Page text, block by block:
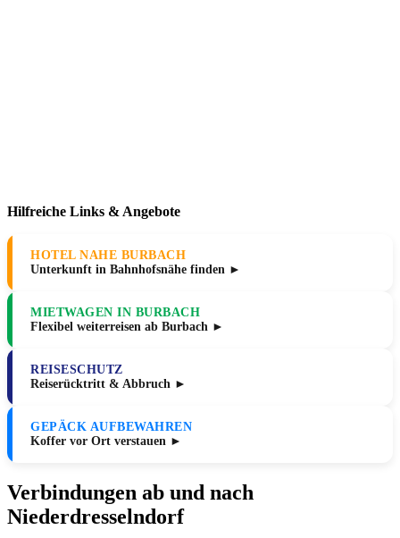
Hilfreiche Links & Angebote
HOTEL NAHE BURBACH
Unterkunft in Bahnhofsnähe finden ►
MIETWAGEN IN BURBACH
Flexibel weiterreisen ab Burbach ►
REISESCHUTZ
Reiserücktritt & Abbruch ►
GEPÄCK AUFBEWAHREN
Koffer vor Ort verstauen ►
Verbindungen ab und nach
Niederdresselndorf